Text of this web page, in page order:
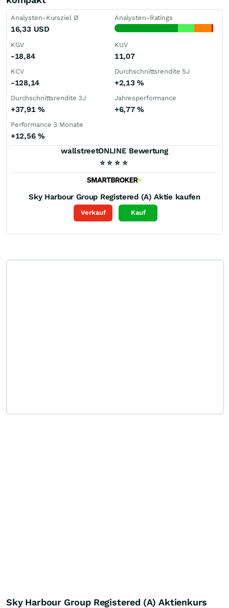
Analysten-Kursziel Ø
16,33 USD
Analysten-Ratings
KGV
-18,84
KUV
11,07
KCV
-128,14
Durchschnittsrendite 5J
+2,13%
Durchschnittsrendite 3J
+37,91 %
Jahresperformance
+6,77%
Performance 3 Monate
+12,56 %
wallstreetONLINE Bewertung
⭐ ⭐ ⭐ ⭐
Sky Harbour Group Registered (A) Aktie kaufen
Verkauf Kauf
Sky Harbour Group Registered (A) Aktienkurs